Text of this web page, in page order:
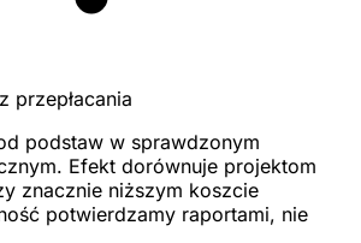
przepłacania
podstaw w sprawdzonym
Efekt dorównuje projektom
znacznie niższym koszcie
potwierdzamy raportami, nie